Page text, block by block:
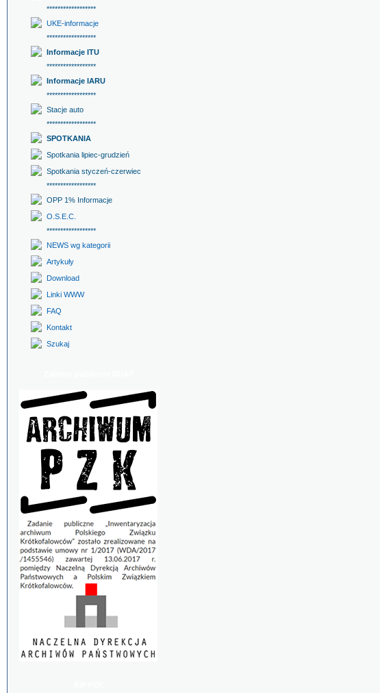
******************
UKE-informacje
******************
Informacje ITU
******************
Informacje IARU
******************
Stacje auto
******************
SPOTKANIA
Spotkania lipiec-grudzień
Spotkania styczeń-czerwiec
******************
OPP 1% Informacje
O.S.E.C.
******************
NEWS wg kategorii
Artykuły
Download
Linki WWW
FAQ
Kontakt
Szukaj